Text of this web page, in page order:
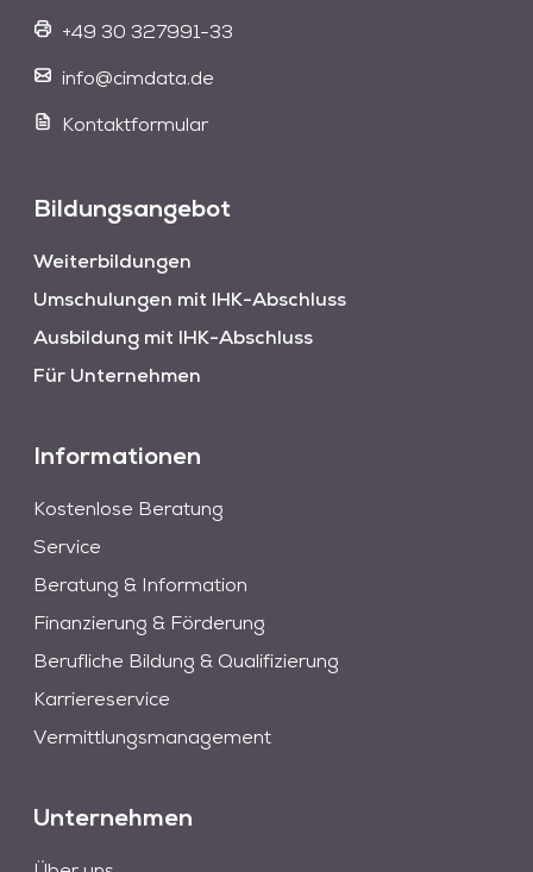
+49 30 327991-33
info@cimdata.de
Kontaktformular
Bildungsangebot
Weiterbildungen
Umschulungen mit IHK-Abschluss
Ausbildung mit IHK-Abschluss
Für Unternehmen
Informationen
Kostenlose Beratung
Service
Beratung & Information
Finanzierung & Förderung
Berufliche Bildung & Qualifizierung
Karriereservice
Vermittlungsmanagement
Unternehmen